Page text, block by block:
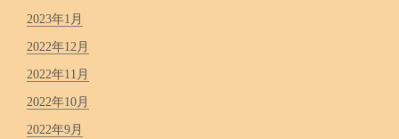
2023年1月
2022年12月
2022年11月
2022年10月
2022年9月